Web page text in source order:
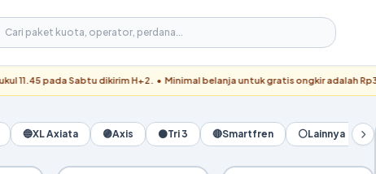
pada Sabtu dikirim H+2. • Minimal belanja untuk gratis ongkir
🔵XL Axiata 🟣Axis ⚫Tri 3 🔴Smartfren ⚪Lainnya